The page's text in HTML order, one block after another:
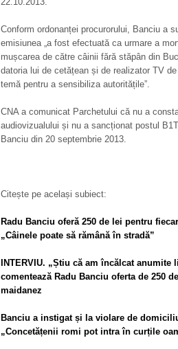
Conform ordonanței procurorului, Banciu a
emisiunea „a fost efectuată ca urmare a
mușcarea de către câinii fără stăpân din
datoria lui de cetățean și de realizator TV
temă pentru a sensibiliza autoritățile”.
CNA a comunicat Parchetului că nu a
audiovizualului și nu a sancționat postul
Banciu din 20 septembrie 2013.
Citește pe același subiect:
Radu Banciu oferă 250 de lei pentru
„Câinele poate să rămână în stradă”
INTERVIU. „Știu că am încălcat
comentează Radu Banciu oferta de 250
maidanez
Banciu a instigat și la violare de
„Concetățenii romi pot intra în curțile